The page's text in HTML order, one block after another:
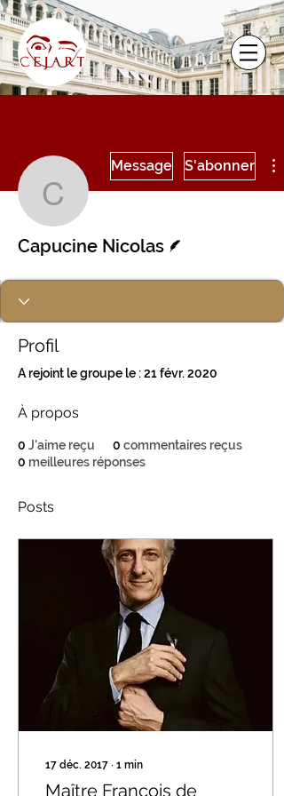
Capucine Nicolas
Message S'abonner
Capucine Nicolas
Profil
A rejoint le groupe le : 21 févr. 2020
À propos
0 J'aime reçu 0 commentaires reçus
0 meilleures réponses
Posts
17 déc. 2017 ∙ 1 min
Maître François de